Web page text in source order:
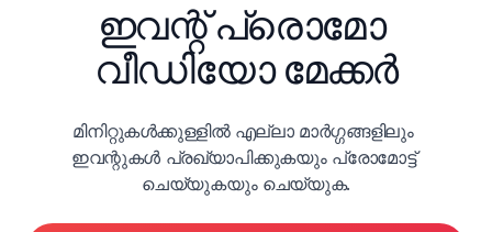
ഇവന്റ് പ്രൊമോ
വീഡിയോ മേക്കർ
മിനിറ്റുകള്‍ക്കുള്ളില്‍ എല്ലാ മാര്‍ഗ്ഗങ്ങളിലും
ഇവന്റുകള്‍ പ്രഖ്യാപിക്കുകയും പ്രോമോട്ട്
ചെയ്യുകയും ചെയ്യുക.